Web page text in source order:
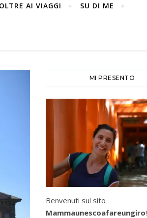
OLTRE AI VIAGGI SU DI ME
MI PRESENTO
Benvenuti sul sito
Mammaunescoafareungiro!